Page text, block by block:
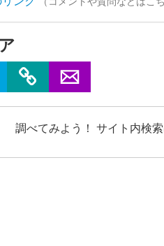
調べてみよう！ サイト内検